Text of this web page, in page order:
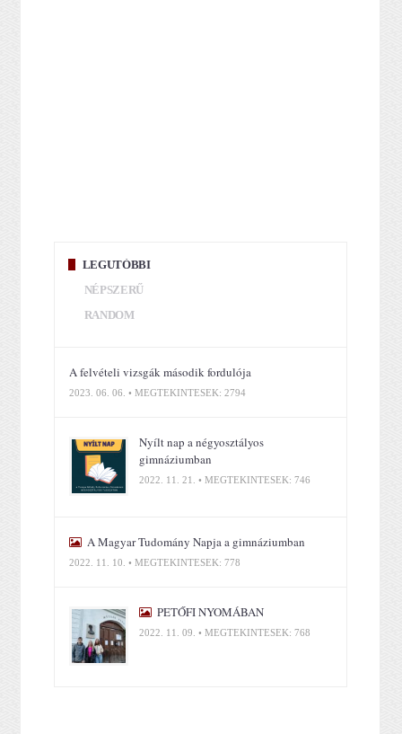
LEGUTÓBBI
NÉPSZERŰ
RANDOM
A felvételi vizsgák második fordulója
2023. 06. 06. • MEGTEKINTÉSEK: 2794
Nyílt nap a négyosztályos
gimnáziumban
2022. 11. 21. • MEGTEKINTÉSEK: 746
A Magyar Tudomány Napja a gimnáziumban
2022. 11. 10. • MEGTEKINTÉSEK: 778
PETŐFI NYOMÁBAN
2022. 11. 09. • MEGTEKINTÉSEK: 768